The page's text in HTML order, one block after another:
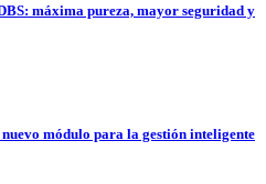
máxima pureza, mayor seguridad y
módulo para la gestión inteligente